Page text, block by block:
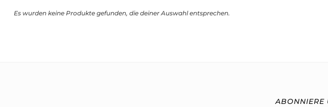
Es wurden keine Produkte gefunden, die deiner Auswahl entsprechen.
ABONNIERE